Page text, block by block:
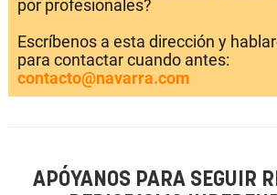
por profesionales?
Escríbenos a esta dirección y
para contactar cuando antes:
contacto@navarra.com
APÓYANOS PARA SEGUIR